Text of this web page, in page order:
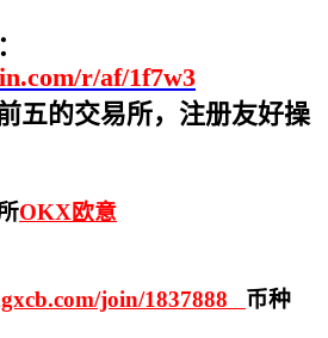
：
r/af/1f7w3
五的交易所，注册友好操
OKX欧意
join/1837888 币种